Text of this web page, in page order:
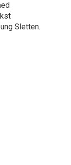
Sletten.